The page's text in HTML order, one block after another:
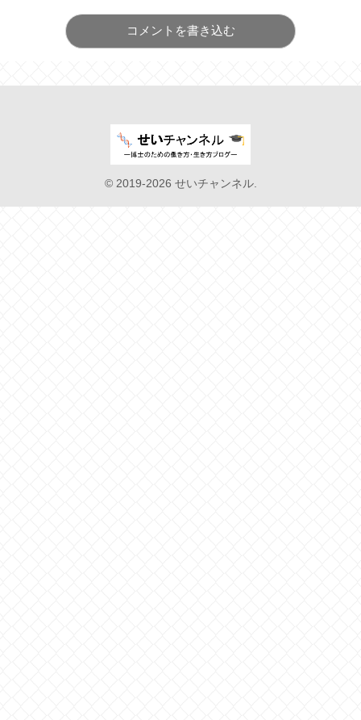
コメントを書き込む
© 2019-2026 せいチャンネル.